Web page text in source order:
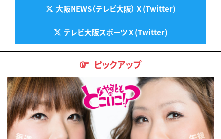
大阪NEWS（テレビ大阪） X (Twitter)
テレビ大阪スポーツ X (Twitter)
ピックアップ